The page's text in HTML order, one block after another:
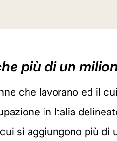
più di un
che lavorano ed il
in Italia
si aggiungono più